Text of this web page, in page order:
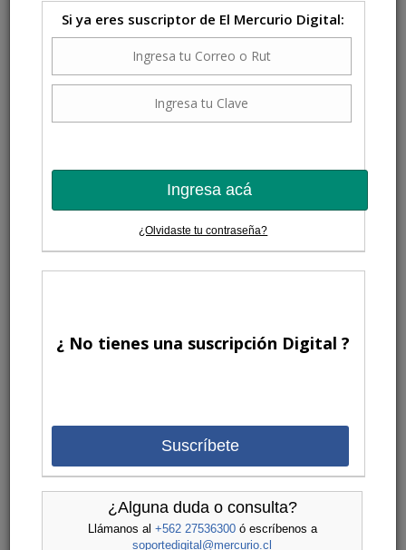
Si ya eres suscriptor de El Mercurio Digital:
Ingresa acá
¿Olvidaste tu contraseña?
¿ No tienes una suscripción Digital ?
Suscríbete
¿Alguna duda o consulta?
Llámanos al +562 27536300ó escríbenos a
soportedigital@mercurio.cl